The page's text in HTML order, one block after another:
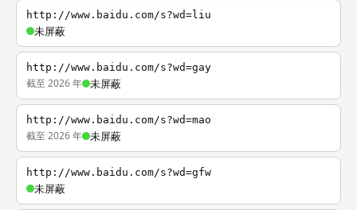
http://www.baidu.com/s?wd=liu
未屏蔽
http://www.baidu.com/s?wd=gay
截至 2026 年 未屏蔽
http://www.baidu.com/s?wd=mao
截至 2026 年 未屏蔽
http://www.baidu.com/s?wd=gfw
未屏蔽